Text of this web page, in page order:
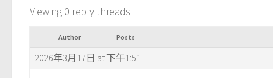
Viewing 0 reply threads
Author Posts
2026年3月17日 at 下午1:51